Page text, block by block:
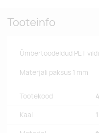
Tooteinfo
Ümbertöödeldud PET
Materjali paksus 1 mm
Tootekood
Kaal